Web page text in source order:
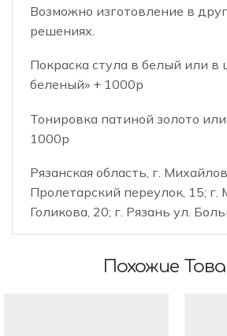
Возможно изготовление в
решениях.
Покраска стула в белый или в
беленый» + 1000р
Тонировка патиной золото
1000р
Рязанская область, г.
Пролетарский переулок, 15; г.
Голикова, 20; г. Рязань ул.
Похожие